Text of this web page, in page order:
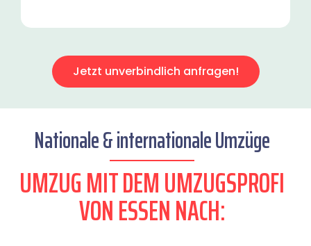
Jetzt unverbindlich anfragen!
Nationale & internationale Umzüge
UMZUG MIT DEM UMZUGSPROFI
VON ESSEN NACH: